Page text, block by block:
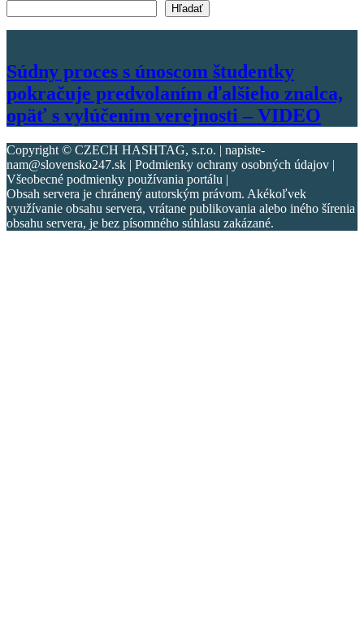
Hľadať
Súdny proces s únoscom študentky
pokračuje predvolaním ďalšieho znalca,
opäť s vylúčením verejnosti – VIDEO
Copyright © CZECH HASHTAG, s.r.o. | napiste-
nam@slovensko247.sk | Podmienky ochrany osobných údajov |
Všeobecné podmienky používania portálu |
Obsah servera je chránený autorským právom. Akékoľvek
využívanie obsahu servera, vrátane publikovania alebo iného šírenia
obsahu servera, je bez písomného súhlasu zakázané.